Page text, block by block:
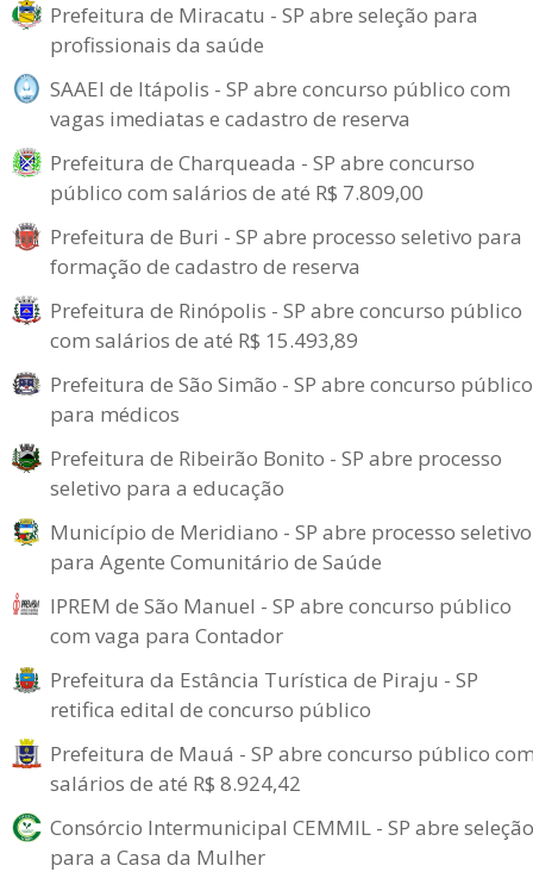
Prefeitura de Miracatu - SP abre seleção para
profissionais da saúde
SAAEI de Itápolis - SP abre concurso público com
vagas imediatas e cadastro de reserva
Prefeitura de Charqueada - SP abre concurso
público com salários de até R$ 7.809,00
Prefeitura de Buri - SP abre processo seletivo para
formação de cadastro de reserva
Prefeitura de Rinópolis - SP abre concurso público
com salários de até R$ 15.493,89
Prefeitura de São Simão - SP abre concurso público
para médicos
Prefeitura de Ribeirão Bonito - SP abre processo
seletivo para a educação
Município de Meridiano - SP abre processo seletivo
para Agente Comunitário de Saúde
IPREM de São Manuel - SP abre concurso público
com vaga para Contador
Prefeitura da Estância Turística de Piraju - SP
retifica edital de concurso público
Prefeitura de Mauá - SP abre concurso público
salários de até R$ 8.924,42
Consórcio Intermunicipal CEMMIL - SP abre seleção
para a Casa da Mulher